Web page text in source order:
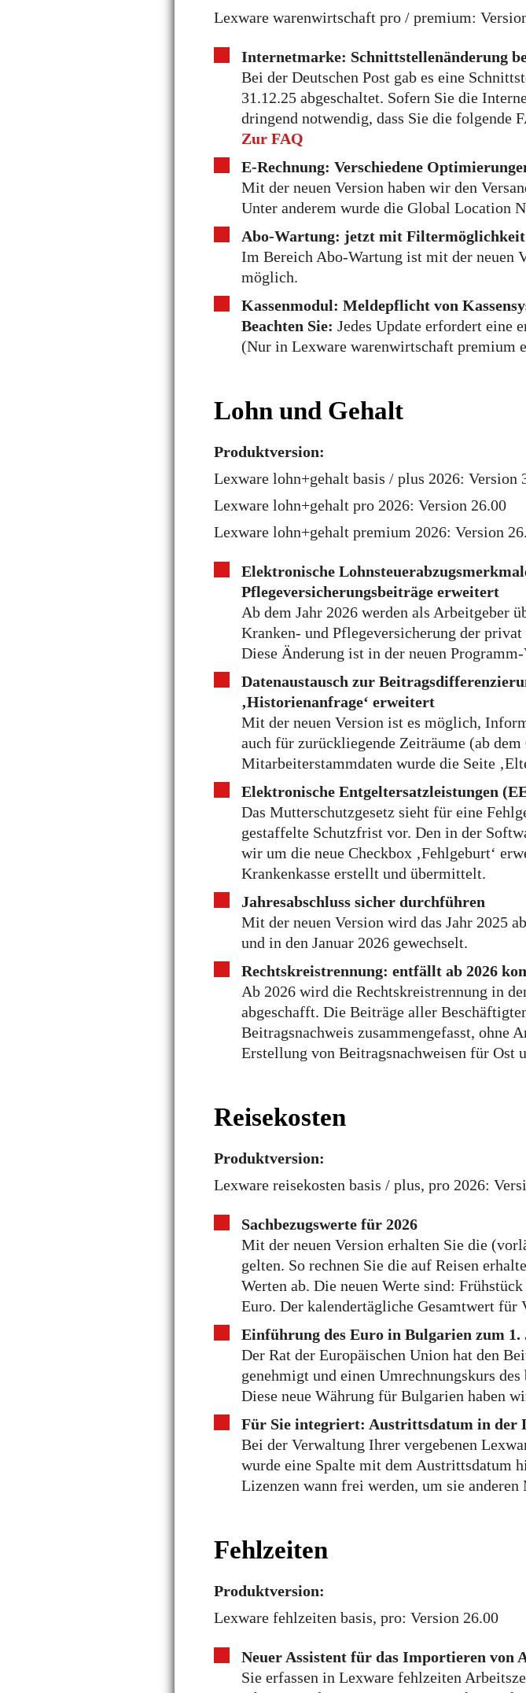
Lexware warenwirtschaft pro / premium:
Internetmarke: Schnittstellenänderung
Bei der Deutschen Post gab es eine
31.12.25 abgeschaltet. Sofern Sie die
dringend notwendig, dass Sie die folgende
Zur FAQ
E-Rechnung: Verschiedene
Mit der neuen Version haben wir den
Unter anderem wurde die Global Location
Abo-Wartung: jetzt mit Filtermöglichkeit
Im Bereich Abo-Wartung ist mit der neuen
möglich.
Kassenmodul: Meldepflicht von
Beachten Sie: Jedes Update erfordert eine
(Nur in Lexware warenwirtschaft premium
Lohn und Gehalt
Produktversion:
Lexware lohn+gehalt basis / plus 2026: Version
Lexware lohn+gehalt pro 2026: Version 26.00
Lexware lohn+gehalt premium 2026: Version
Elektronische
Pflegeversicherungsbeiträge erweitert
Ab dem Jahr 2026 werden als Arbeitgeber
Kranken- und Pflegeversicherung der
Diese Änderung ist in der neuen
Datenaustausch zur
‚Historienanfrage‘ erweitert
Mit der neuen Version ist es möglich,
auch für zurückliegende Zeiträume (ab
Mitarbeiterstammdaten wurde die Seite
Elektronische Entgeltersatzleistungen
Das Mutterschutzgesetz sieht für eine
gestaffelte Schutzfrist vor. Den in der
wir um die neue Checkbox ‚Fehlgeburt‘
Krankenkasse erstellt und übermittelt.
Jahresabschluss sicher durchführen
Mit der neuen Version wird das Jahr 2025
und in den Januar 2026 gewechselt.
Rechtskreistrennung: entfällt ab 2026
Ab 2026 wird die Rechtskreistrennung in
abgeschafft. Die Beiträge aller
Beitragsnachweis zusammengefasst, ohne
Erstellung von Beitragsnachweisen für Ost
Reisekosten
Produktversion:
Lexware reisekosten basis / plus, pro 2026:
Sachbezugswerte für 2026
Mit der neuen Version erhalten Sie die
gelten. So rechnen Sie die auf Reisen
Werten ab. Die neuen Werte sind:
Euro. Der kalendertägliche Gesamtwert für
Einführung des Euro in Bulgarien zum 1.
Der Rat der Europäischen Union hat den
genehmigt und einen Umrechnungskurs
Diese neue Währung für Bulgarien haben
Für Sie integriert: Austrittsdatum in der
Bei der Verwaltung Ihrer vergebenen
wurde eine Spalte mit dem Austrittsdatum
Lizenzen wann frei werden, um sie
Fehlzeiten
Produktversion:
Lexware fehlzeiten basis, pro: Version 26.00
Neuer Assistent für das Importieren von
Sie erfassen in Lexware fehlzeiten